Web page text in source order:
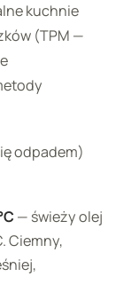
kuchnie
(TPM —
odpadem)
— świeży olej
Ciemny,